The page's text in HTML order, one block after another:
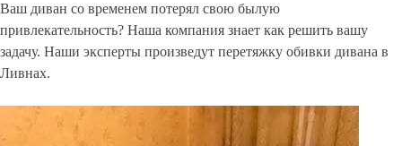
Ваш диван со временем потерял свою былую
привлекательность? Наша компания знает как решить вашу
задачу. Наши эксперты произведут перетяжку обивки дивана в
Ливнах.